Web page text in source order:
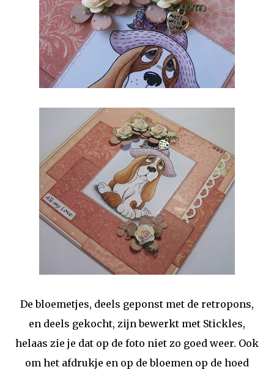
De bloemetjes, deels geponst met de retropons,
en deels gekocht, zijn bewerkt met Stickles,
helaas zie je dat op de foto niet zo goed weer. Ook
om het afdrukje en op de bloemen op de hoed